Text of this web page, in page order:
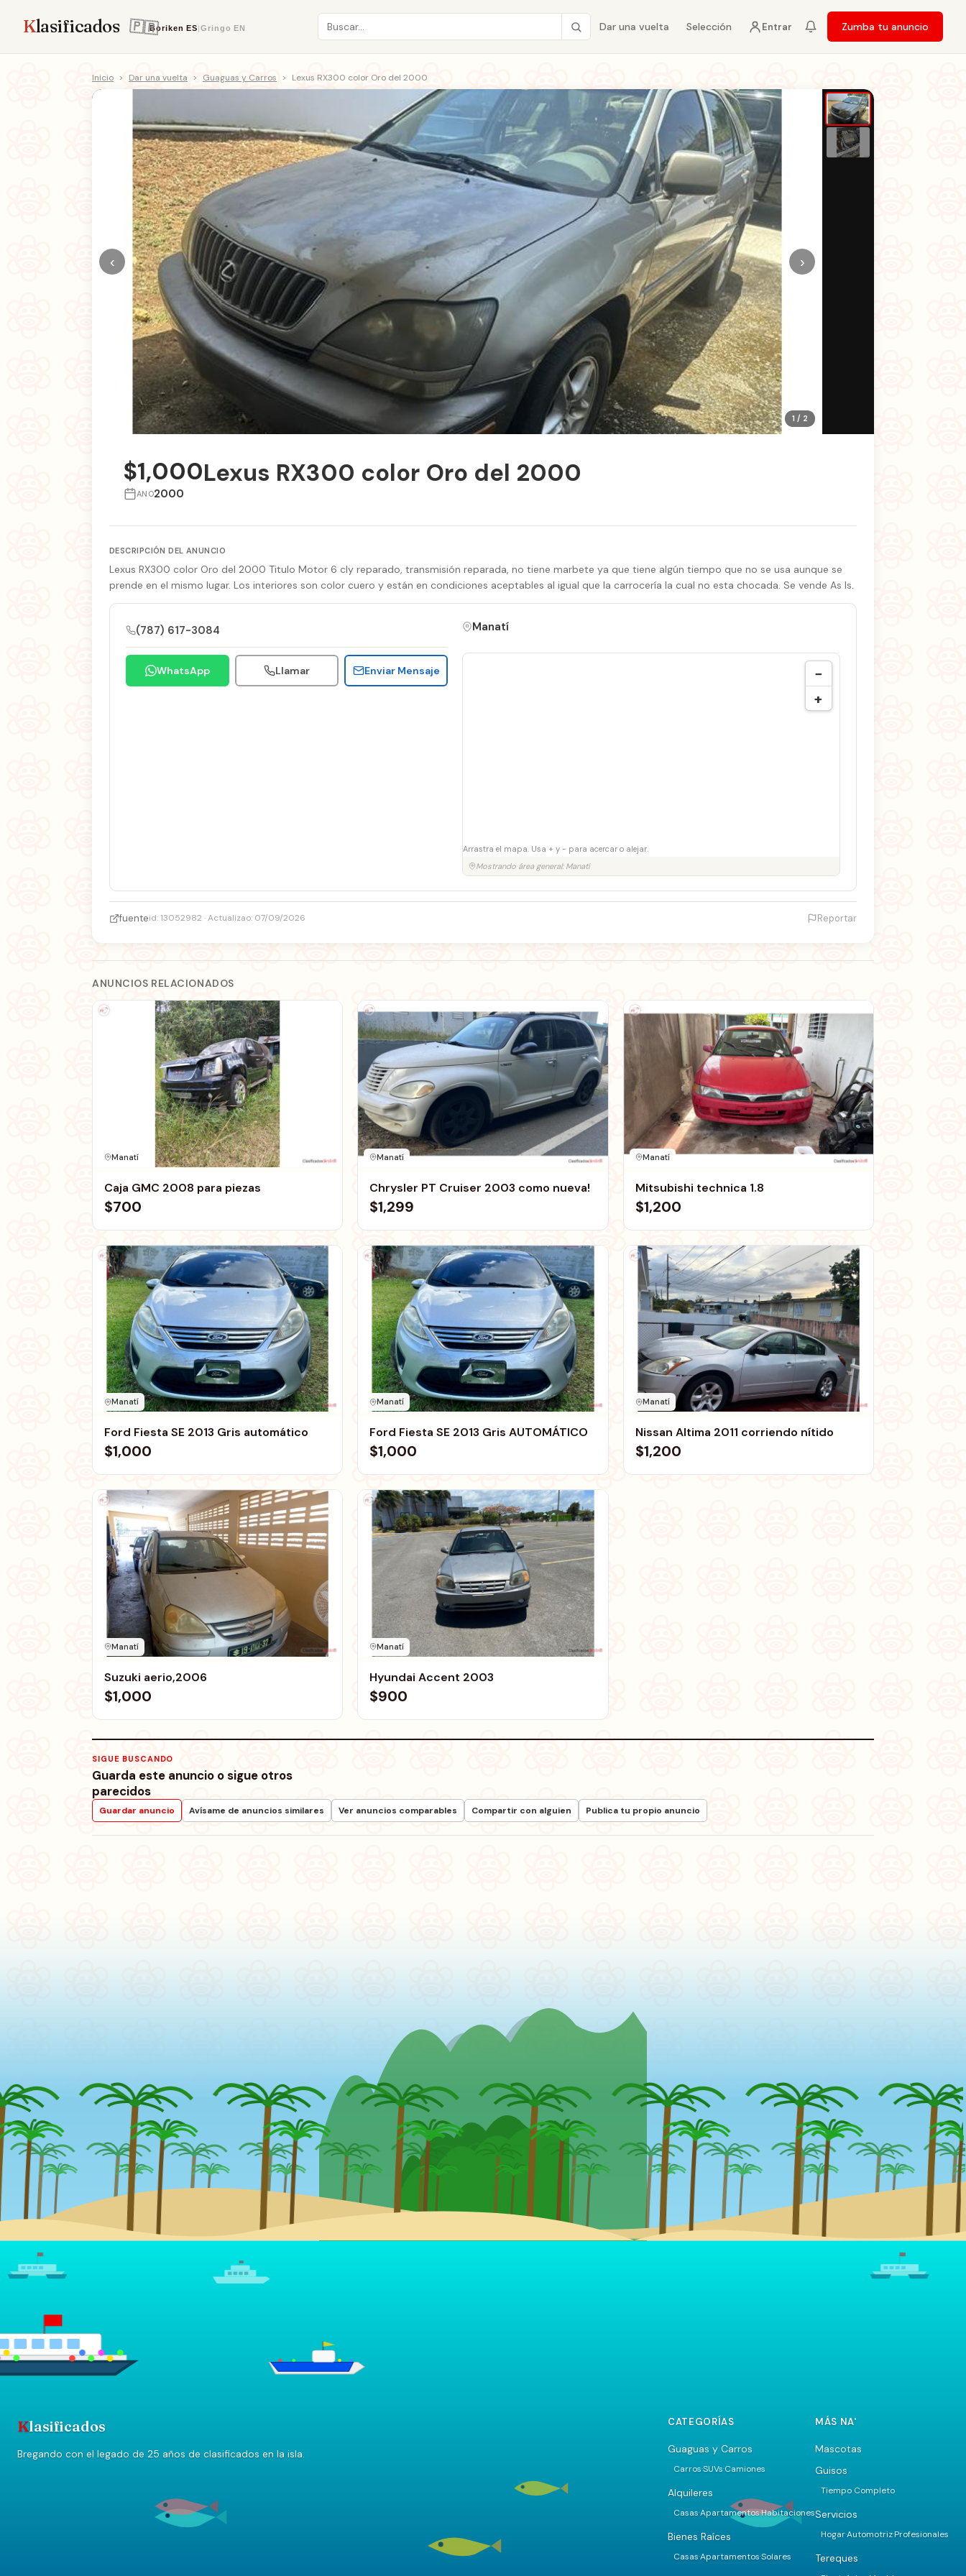
Klasificados Boriken ES|Gringo EN Dar una vuelta Selección Entrar Zumba tu anuncio
Inicio > Dar una vuelta > Guaguas y Carros > Lexus RX300 color Oro del 2000
1 / 2
‹ ›
$1,000Lexus RX300 color Oro del 2000
ANO2000
DESCRIPCIÓN DEL ANUNCIO
Lexus RX300 color Oro del 2000 Titulo Motor 6 cly reparado, transmisión reparada, no tiene marbete ya que tiene algún tiempo que no se usa aunque se
prende en el mismo lugar. Los interiores son color cuero y están en condiciones aceptables al igual que la carrocería la cual no esta chocada. Se vende As Is.
(787) 617-3084
WhatsApp Llamar Enviar Mensaje
Manatí
−
+
Arrastra el mapa. Usa + y − para acercar o alejar.
Mostrando área general: Manatí
fuenteid: 13052982 · Actualizao: 07/09/2026 Reportar
ANUNCIOS RELACIONADOS
Manatí
Caja GMC 2008 para piezas
$700
Manatí
Chrysler PT Cruiser 2003 como nueva!
$1,299
Manatí
Mitsubishi technica 1.8
$1,200
Manatí
Ford Fiesta SE 2013 Gris automático
$1,000
Manatí
Ford Fiesta SE 2013 Gris AUTOMÁTICO
$1,000
Manatí
Nissan Altima 2011 corriendo nítido
$1,200
Manatí
Suzuki aerio,2006
$1,000
Manatí
Hyundai Accent 2003
$900
SIGUE BUSCANDO
Guarda este anuncio o sigue otros
parecidos
Guardar anuncio Avísame de anuncios similares Ver anuncios comparables Compartir con alguien Publica tu propio anuncio
Klasificados
Bregando con el legado de 25 años de clasificados en la isla.
CATEGORÍAS
Guaguas y Carros
Carros·SUVs·Camiones
Alquileres
Casas·Apartamentos·Habitaciones
Bienes Raíces
Casas·Apartamentos·Solares
MÁS NA'
Mascotas
Guisos
Tiempo Completo
Servicios
Hogar·Automotriz·Profesionales
Tereques